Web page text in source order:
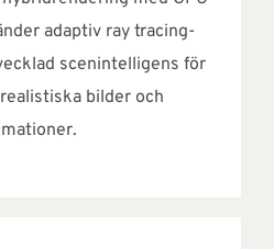
adaptiv ray tracing-
scenintelligens för
bilder och